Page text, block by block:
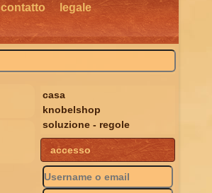
contatto
legale
casa
knobelshop
soluzione - regole
accesso